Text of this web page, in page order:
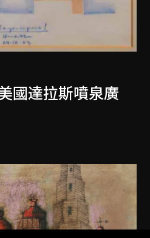
國達拉斯噴泉廣